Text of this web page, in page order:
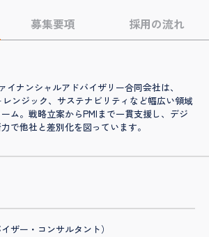
募集要項 採用の流れ
イナンシャルアドバイザリー合同会社は、
ンジック、サステナビリティなど幅広い領域
ム。戦略立案からPMIまで一貫支援し、デジ
で他社と差別化を図っています。
ザー・コンサルタント）